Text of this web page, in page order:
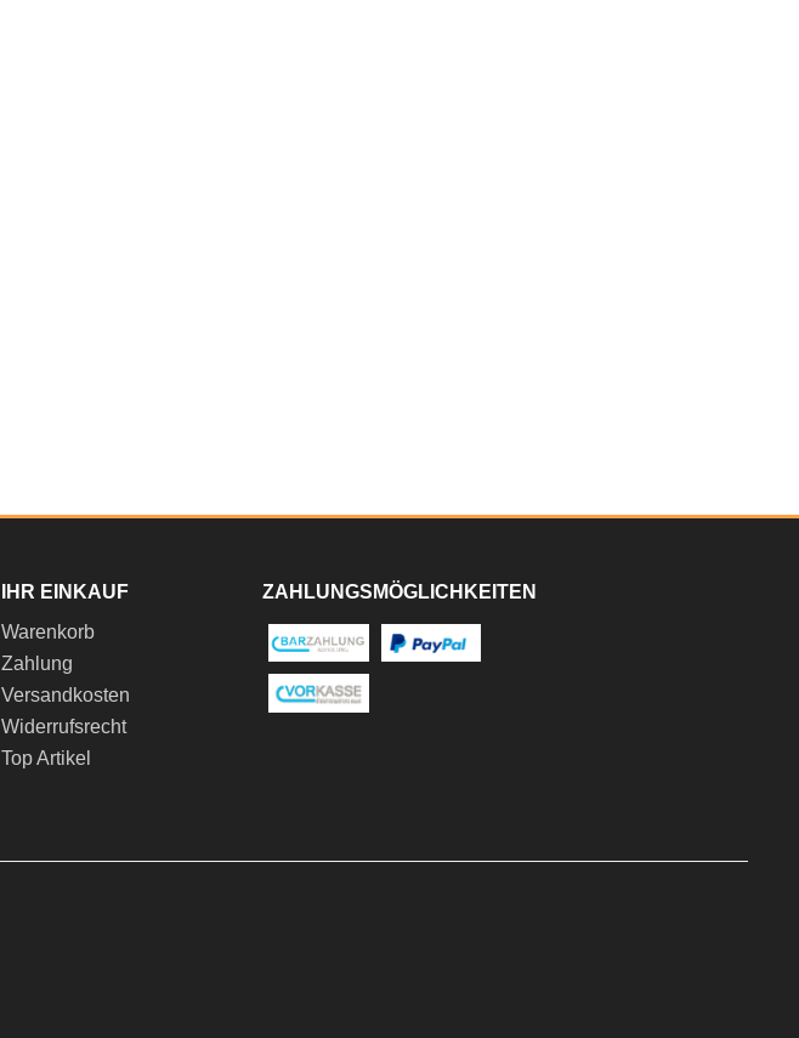
IHR EINKAUF
Warenkorb
Zahlung
Versandkosten
Widerrufsrecht
Top Artikel
ZAHLUNGSMÖGLICHKEITEN